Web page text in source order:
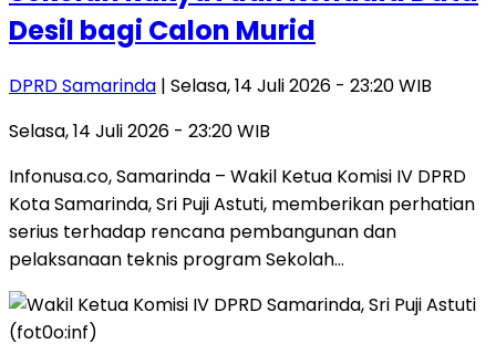
Desil bagi Calon Murid
DPRD Samarinda | Selasa, 14 Juli 2026 - 23:20 WIB
Selasa, 14 Juli 2026 - 23:20 WIB
​Infonusa.co, Samarinda – Wakil Ketua Komisi IV DPRD
Kota Samarinda, Sri Puji Astuti, memberikan perhatian
serius terhadap rencana pembangunan dan
pelaksanaan teknis program Sekolah…